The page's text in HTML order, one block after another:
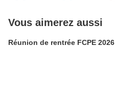
Vous aimerez aussi
Réunion de rentrée FCPE 2026